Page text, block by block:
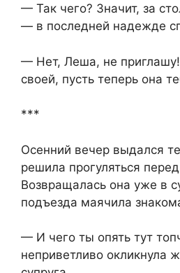
— Так чего? Значит, за
— в последней надежде
— Нет, Леша, не
своей, пусть теперь она
***
Осенний вечер выдался
решила прогуляться
Возвращалась она уже в
подъезда маячила
— И чего ты опять тут
неприветливо окликнула